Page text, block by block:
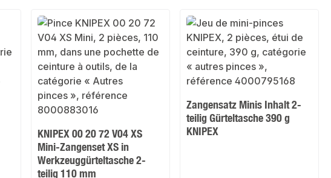
KNIPEX 00 20 72 V04 XS
Mini-Zangenset XS in
Werkzeuggürteltasche 2-
teilig 110 mm
Zangensatz Minis Inhalt 2-
teilig Gürteltasche 390 g
KNIPEX